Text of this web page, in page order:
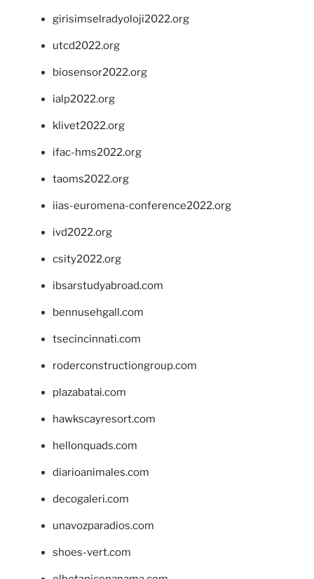
girisimselradyoloji2022.org
utcd2022.org
biosensor2022.org
ialp2022.org
klivet2022.org
ifac-hms2022.org
taoms2022.org
iias-euromena-conference2022.org
ivd2022.org
csity2022.org
ibsarstudyabroad.com
bennusehgall.com
tsecincinnati.com
roderconstructiongroup.com
plazabatai.com
hawkscayresort.com
hellonquads.com
diarioanimales.com
decogaleri.com
unavozparadios.com
shoes-vert.com